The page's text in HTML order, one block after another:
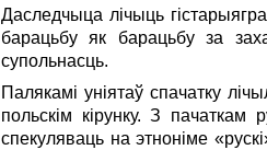
Даследчыца лічыць
барацьбу як барацьбу за
супольнасць.
Палякамі уніятаў спачатку
польскім кірунку. З
спекуляваць на этноніме